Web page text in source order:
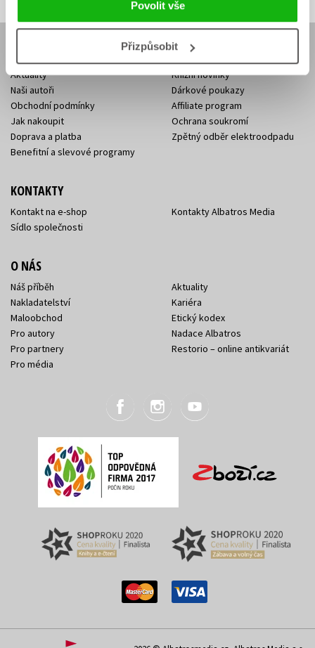
Povolit vše
Přizpůsobit
Aktuality
Naši autoři
Obchodní podmínky
Jak nakoupit
Doprava a platba
Benefitní a slevové programy
Knižní novinky
Dárkové poukazy
Affiliate program
Ochrana soukromí
Zpětný odběr elektroodpadu
KONTAKTY
Kontakt na e-shop
Sídlo společnosti
Kontakty Albatros Media
O NÁS
Náš příběh
Nakladatelství
Maloobchod
Pro autory
Pro partnery
Pro média
Aktuality
Kariéra
Etický kodex
Nadace Albatros
Restorio – online antikvariát